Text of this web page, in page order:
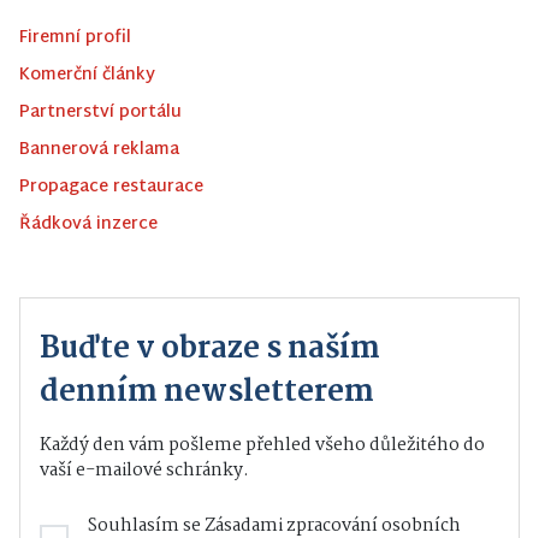
Firemní profil
Komerční články
Partnerství portálu
Bannerová reklama
Propagace restaurace
Řádková inzerce
Buďte v obraze s naším
denním newsletterem
Každý den vám pošleme přehled všeho důležitého do
vaší e-mailové schránky.
Souhlasím seZásadami zpracování osobních